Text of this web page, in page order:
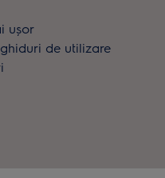
ușor
de utilizare